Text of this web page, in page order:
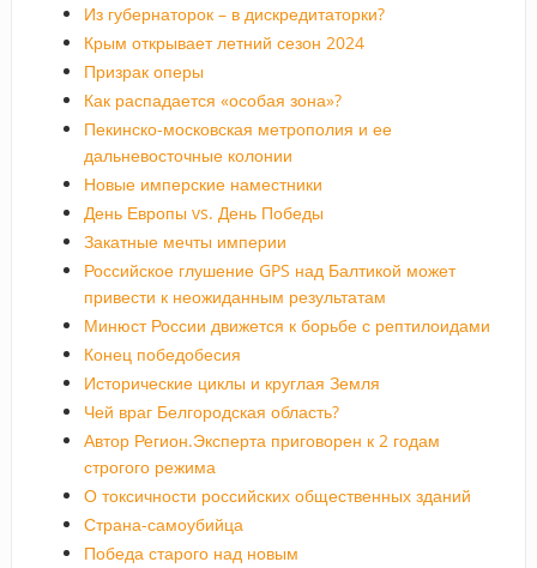
Из губернаторок – в дискредитаторки?
Крым открывает летний сезон 2024
Призрак оперы
Как распадается «особая зона»?
Пекинско-московская метрополия и ее
дальневосточные колонии
Новые имперские наместники
День Европы vs. День Победы
Закатные мечты империи
Российское глушение GPS над Балтикой может
привести к неожиданным результатам
Минюст России движется к борьбе с рептилоидами
Конец победобесия
Исторические циклы и круглая Земля
Чей враг Белгородская область?
Автор Регион.Эксперта приговорен к 2 годам
строгого режима
О токсичности российских общественных зданий
Страна-самоубийца
Победа старого над новым